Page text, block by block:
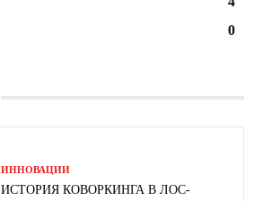
0
ИННОВАЦИИ
ИСТОРИЯ КОВОРКИНГА В ЛОС-